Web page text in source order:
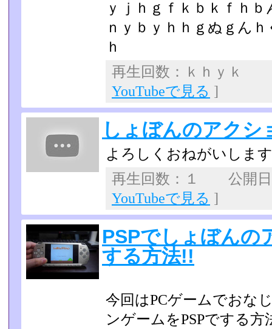
ｙｊｈｇｆｋｂｋｆｈ
ｎｙｂｙｈｈｇぬｇん
ｈ
再生回数：ｋｈｙ
YouTubeで見る ]
しょぼんのアクシ
よろしくおねがいします
再生回数：１ 公開
YouTubeで見る ]
PSPでしょぼんの
する方法!!
今回はPCゲームでおな
ンゲームをPSPでする